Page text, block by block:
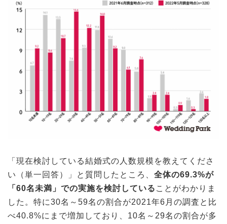
「現在検討している結婚式の人数規模を教えてくださ
い（単一回答）」と質問したところ、 全体の69.3%が
「60名未満」での実施を検討している ことがわかりま
した。特に30名～59名の割合が2021年6月の調査と比
べ40.8%にまで増加しており、10名～29名の割合が多